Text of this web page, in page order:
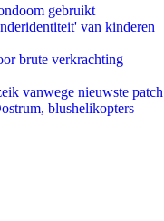
gebruikt
van kinderen
brute verkrachting
vanwege nieuwste patch
blushelikopters